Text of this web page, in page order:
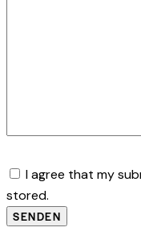
I agree that my
stored.